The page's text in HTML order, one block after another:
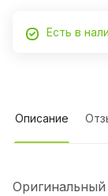
Есть в
Описание